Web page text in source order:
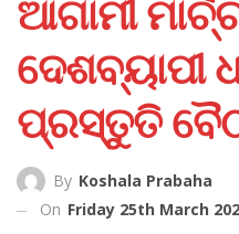
ଆଗାମୀ
ଦେଶବ୍ୟାପୀ
ପ୍ରସ୍ତୁତି
By Koshala Prabaha
On Friday 25th March